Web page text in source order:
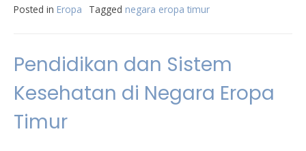
Posted in Eropa Tagged negara eropa timur
Pendidikan dan Sistem
Kesehatan di Negara Eropa
Timur